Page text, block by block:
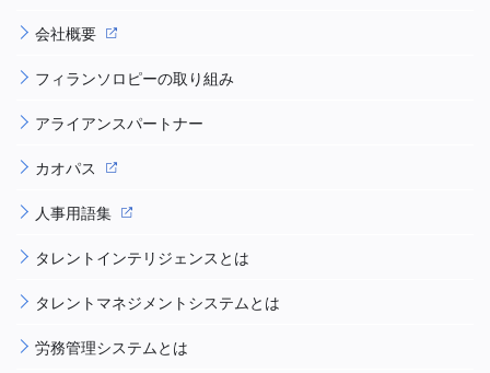
会社概要
フィランソロピーの取り組み
アライアンスパートナー
カオパス
人事用語集
タレントインテリジェンスとは
タレントマネジメントシステムとは
労務管理システムとは